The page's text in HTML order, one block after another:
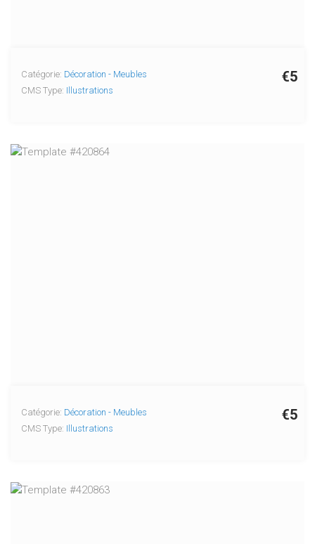
€5
Catégorie: Décoration - Meubles
CMS Type: Illustrations
€5
Catégorie: Décoration - Meubles
CMS Type: Illustrations